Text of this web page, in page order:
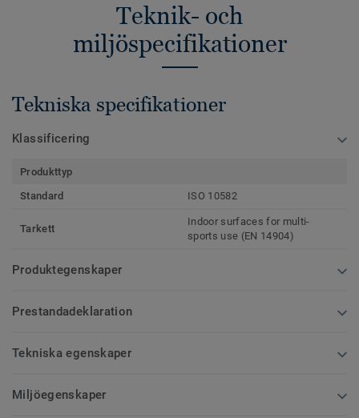
Teknik- och
miljöspecifikationer
Tekniska specifikationer
Klassificering
Produkttyp
Standard
ISO 10582
Tarkett
Indoor surfaces for multi-
sports use (EN 14904)
Produktegenskaper
Prestandadeklaration
Tekniska egenskaper
Miljöegenskaper